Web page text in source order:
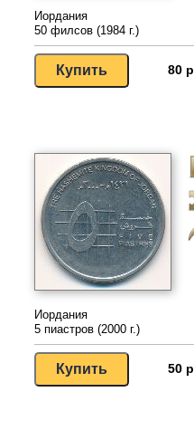
Иордания
50 филсов (1984 г.)
80
Иордания
5 пиастров (2000 г.)
50